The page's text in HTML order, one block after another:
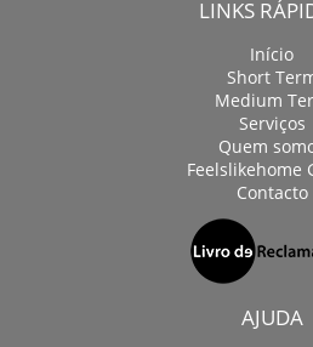
LINKS
Início
Short
Medium
Serviços
Quem
Feelslikehome
Contacto
AJUDA